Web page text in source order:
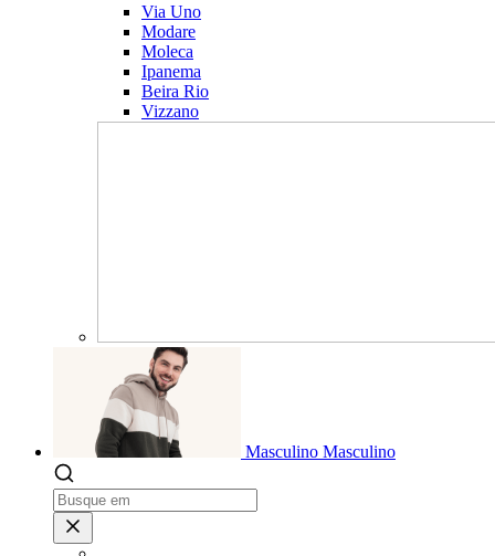
Via Uno
Modare
Moleca
Ipanema
Beira Rio
Vizzano
Masculino Masculino